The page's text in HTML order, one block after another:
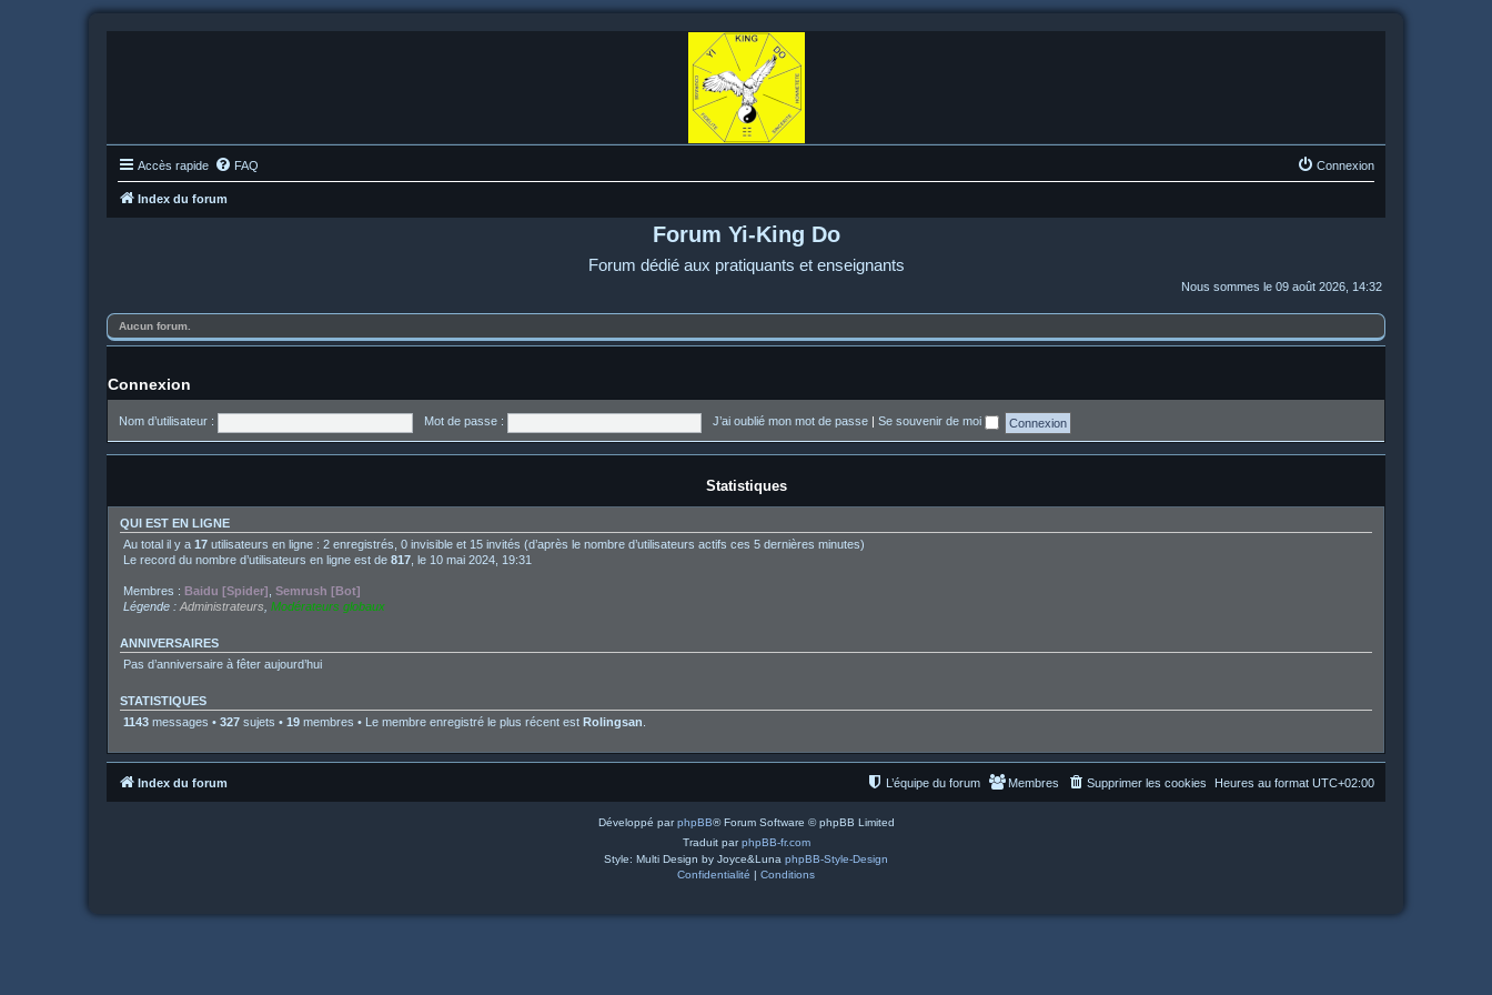
Accès rapide FAQ Connexion
Index du forum
Forum Yi-King Do
Forum dédié aux pratiquants et enseignants
Nous sommes le 09 août 2026, 14:32
Aucun forum.
Connexion
Nom d’utilisateur : Mot de passe : J’ai oublié mon mot de passe Se souvenir de moi
Statistiques
QUI EST EN LIGNE
Au total il y a 17 utilisateurs en ligne : 2 enregistrés, 0 invisible et 15 invités (d’après le nombre d’utilisateurs actifs ces 5 dernières minutes)
Le record du nombre d’utilisateurs en ligne est de 817 , le 10 mai 2024, 19:31
Membres : Baidu [Spider] Semrush [Bot]
Légende : Administrateurs Modérateurs globaux
ANNIVERSAIRES
Pas d’anniversaire à fêter aujourd’hui
STATISTIQUES
1143 messages • 327 sujets • 19 membres • Le membre enregistré le plus récent est Rolingsan
Index du forum Heures au format UTC+02:00
Supprimer les cookies
Membres
L’équipe du forum
Développé parphpBB® Forum Software © phpBB Limited
Traduit parphpBB-fr.com
Style: Multi Design by Joyce&Luna phpBB-Style-Design
Confidentialité | Conditions